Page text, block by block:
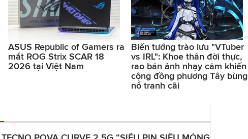
ASUS Republic of Gamers ra
mắt ROG Strix SCAR 18
2026 tại Việt Nam
Biến tướng trào lưu "VTuber
vs IRL": Khoe thân đời thực,
rao bán ảnh nhạy cảm khiến
cộng đồng phương Tây bùng
nổ tranh cãi